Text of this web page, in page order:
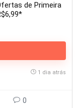
de Primeira
1 dia atrás
0